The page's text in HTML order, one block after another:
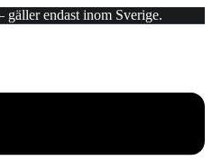
endast inom Sverige.